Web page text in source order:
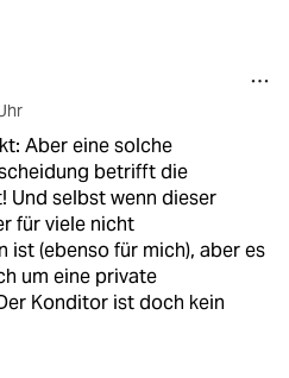
Aber eine solche
betrifft die
Und selbst wenn dieser
für viele nicht
ist (ebenso für mich), aber es
um eine private
Konditor ist doch kein